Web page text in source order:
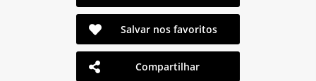
Salvar nos favoritos
Compartilhar